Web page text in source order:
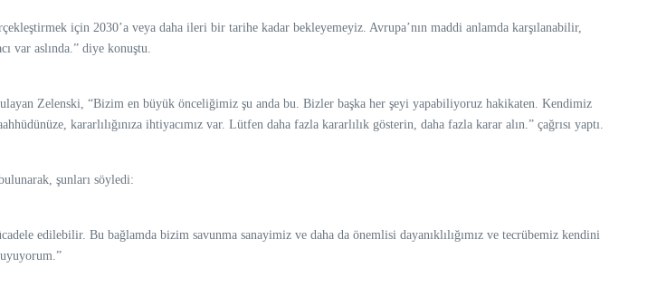
için 2030’a veya daha ileri bir tarihe kadar bekleyemeyiz. Avrupa’nın maddi anlamda karşılanabilir,
var aslında.” diye konuştu.
Zelenski, “Bizim en büyük önceliğimiz şu anda bu. Bizler başka her şeyi yapabiliyoruz hakikaten. Kendimiz
kararlılığınıza ihtiyacımız var. Lütfen daha fazla kararlılık gösterin, daha fazla karar alın.” çağrısı yaptı.
şunları söyledi:
edilebilir. Bu bağlamda bizim savunma sanayimiz ve daha da önemlisi dayanıklılığımız ve tecrübemiz kendini